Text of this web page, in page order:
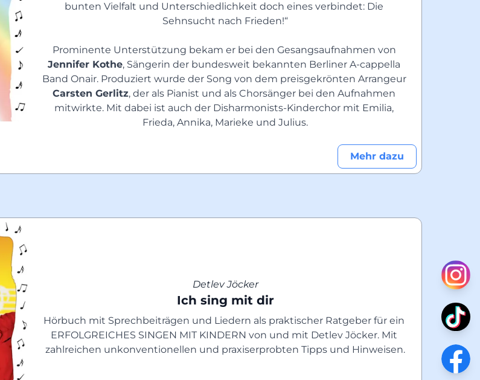
bunten Vielfalt und Unterschiedlichkeit doch eines verbindet: Die
Sehnsucht nach Frieden!“
Jennifer Kothe, Sängerin der bundesweit bekannten Berliner A-cappella
Band Onair. Produziert wurde der Song von dem preisgekrönten Arrangeur
Carsten Gerlitz, der als Pianist und als Chorsänger bei den Aufnahmen
mitwirkte. Mit dabei ist auch der Disharmonists-Kinderchor mit Emilia,
Frieda, Annika, Marieke und Julius.
Mehr dazu
Detlev Jöcker
Ich sing mit dir
Hörbuch mit Sprechbeiträgen und Liedern als praktischer Ratgeber für ein
ERFOLGREICHES SINGEN MIT KINDERN von und mit Detlev Jöcker. Mit
zahlreichen unkonventionellen und praxiserprobten Tipps und Hinweisen.